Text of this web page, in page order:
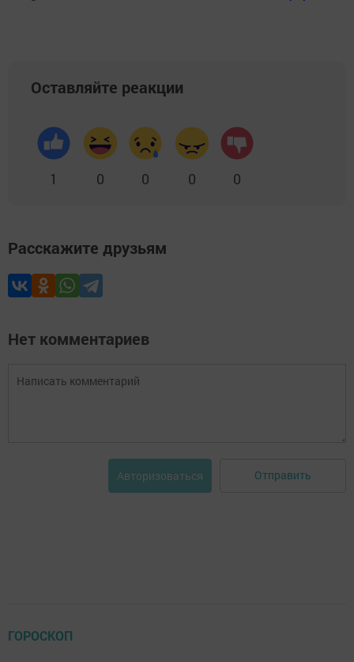
Оставляйте реакции
1 0 0 0 0
Расскажите друзьям
Нет комментариев
Авторизоваться Отправить
ГОРОСКОП